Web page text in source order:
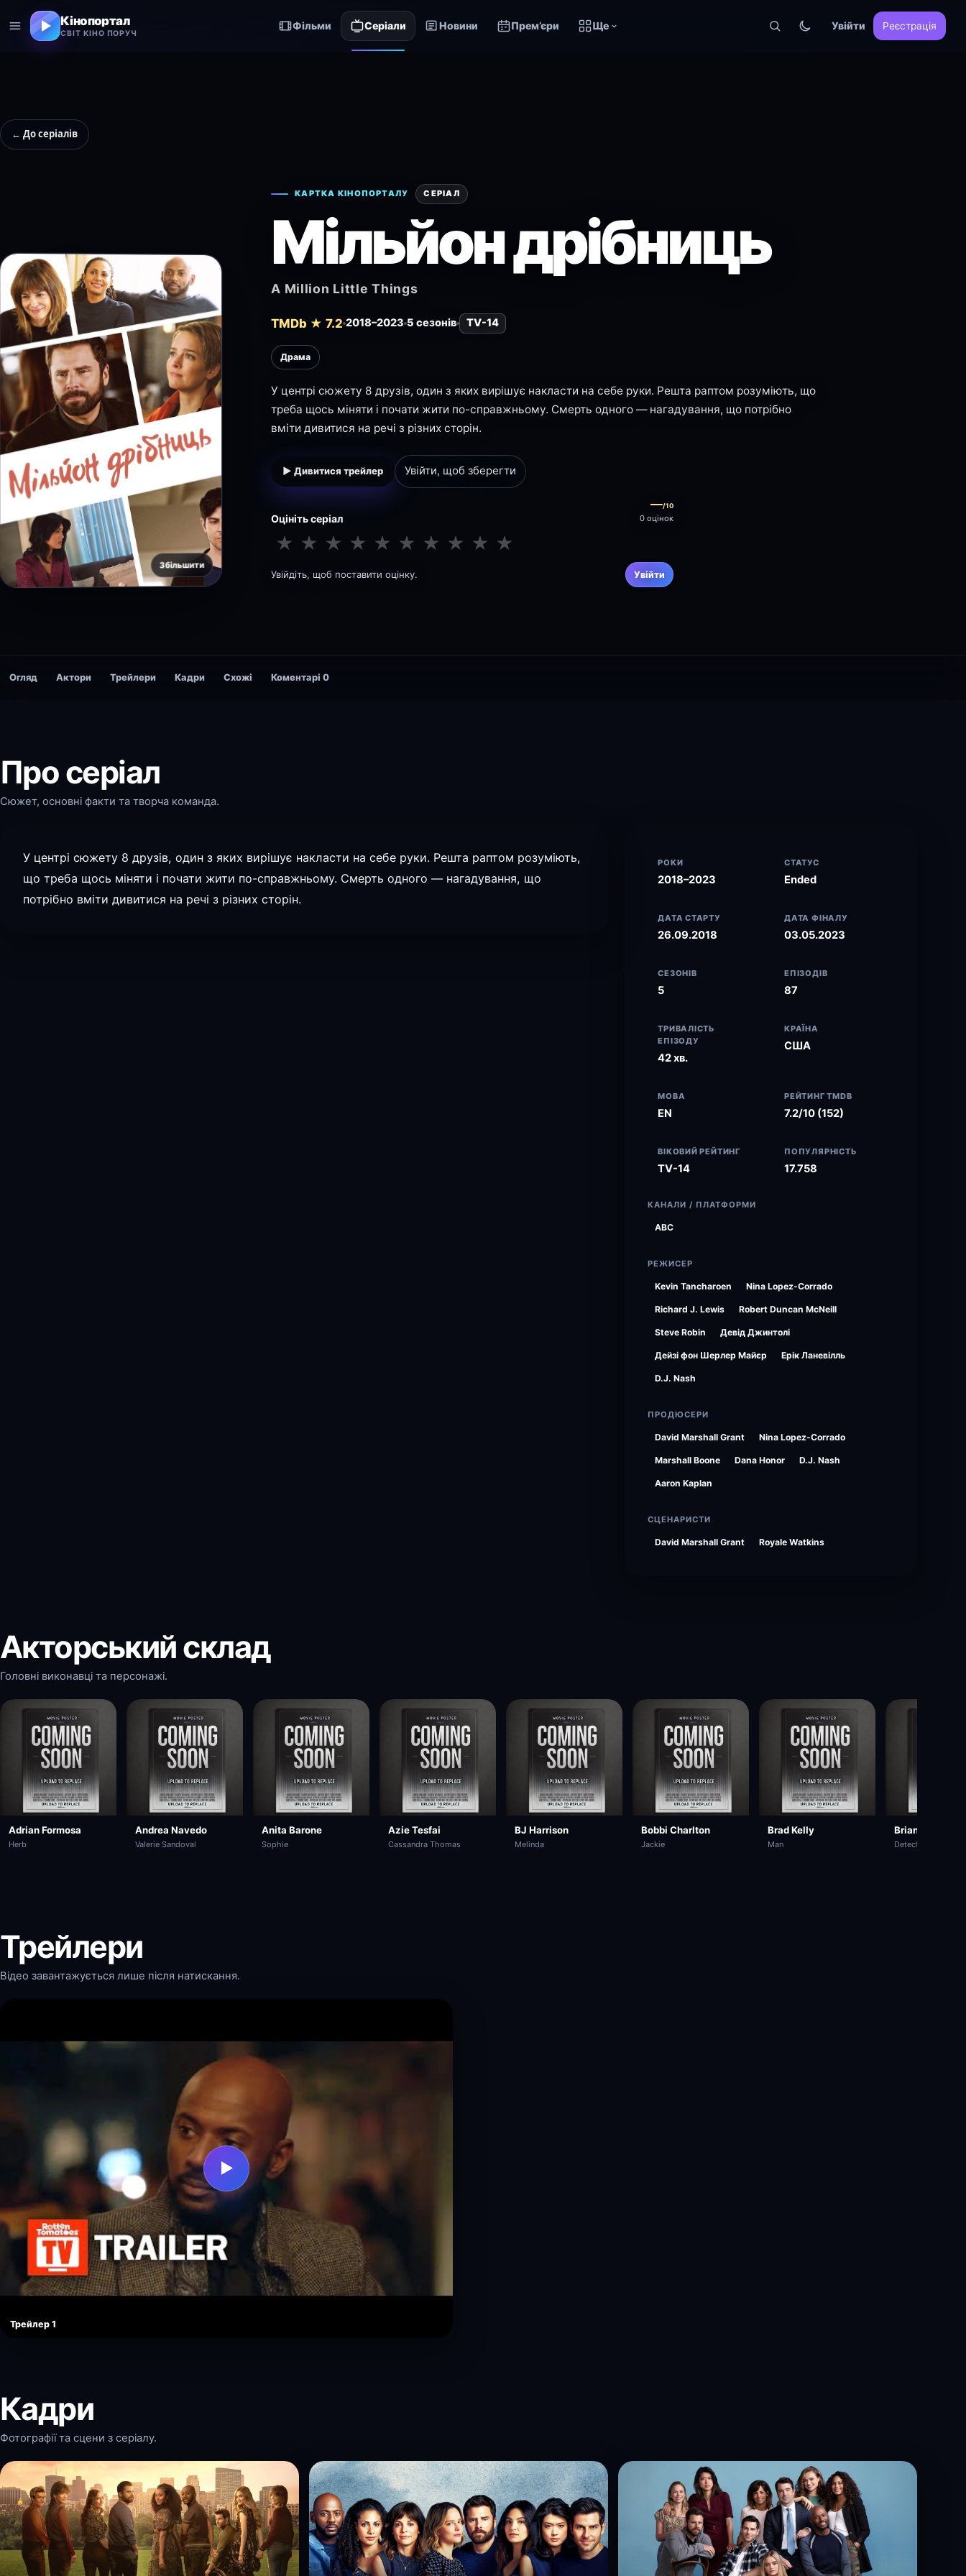
Кінопортал
СВІТ КІНО ПОРУЧ
Фільми Серіали Новини Прем’єри Ще Увійти Реєстрація
← До серіалів
Збільшити
КАРТКА КІНОПОРТАЛУ СЕРІАЛ
Мільйон дрібниць
A Million Little Things
TMDb ★ 7.2 2018–2023 5 сезонів TV-14
Драма
У центрі сюжету 8 друзів, один з яких вирішує накласти на себе руки. Решта раптом розуміють, що
треба щось міняти і почати жити по-справжньому. Смерть одного — нагадування, що потрібно
вміти дивитися на речі з різних сторін.
▶ Дивитися трейлер Увійти, щоб зберегти
Оцініть серіал
—/10
0 оцінок
★ ★ ★ ★ ★ ★ ★ ★ ★ ★
Увійдіть, щоб поставити оцінку. Увійти
Огляд Актори Трейлери Кадри Схожі Коментарі 0
Про серіал
Сюжет, основні факти та творча команда.
У центрі сюжету 8 друзів, один з яких вирішує накласти на себе руки. Решта раптом розуміють,
що треба щось міняти і почати жити по-справжньому. Смерть одного — нагадування, що
потрібно вміти дивитися на речі з різних сторін.
РОКИ
2018–2023
СТАТУС
Ended
ДАТА СТАРТУ
26.09.2018
ДАТА ФІНАЛУ
03.05.2023
СЕЗОНІВ
5
ЕПІЗОДІВ
87
ТРИВАЛІСТЬ
ЕПІЗОДУ
42 хв.
КРАЇНА
США
МОВА
EN
РЕЙТИНГ TMDB
7.2/10 (152)
ВІКОВИЙ РЕЙТИНГ
TV-14
ПОПУЛЯРНІСТЬ
17.758
КАНАЛИ / ПЛАТФОРМИ
ABC
РЕЖИСЕР
Kevin Tancharoen Nina Lopez-Corrado
Richard J. Lewis Robert Duncan McNeill
Steve Robin Девід Джинтолі
Дейзі фон Шерлер Майєр Ерік Ланевілль
D.J. Nash
ПРОДЮСЕРИ
David Marshall Grant Nina Lopez-Corrado
Marshall Boone Dana Honor D.J. Nash
Aaron Kaplan
СЦЕНАРИСТИ
David Marshall Grant Royale Watkins
Акторський склад
Головні виконавці та персонажі.
Adrian Formosa
Herb
Andrea Navedo
Valerie Sandoval
Anita Barone
Sophie
Azie Tesfai
Cassandra Thomas
BJ Harrison
Melinda
Bobbi Charlton
Jackie
Brad Kelly
Man
Brian
Detective Craig
Трейлери
Відео завантажується лише після натискання.
▶
Трейлер 1
Кадри
Фотографії та сцени з серіалу.